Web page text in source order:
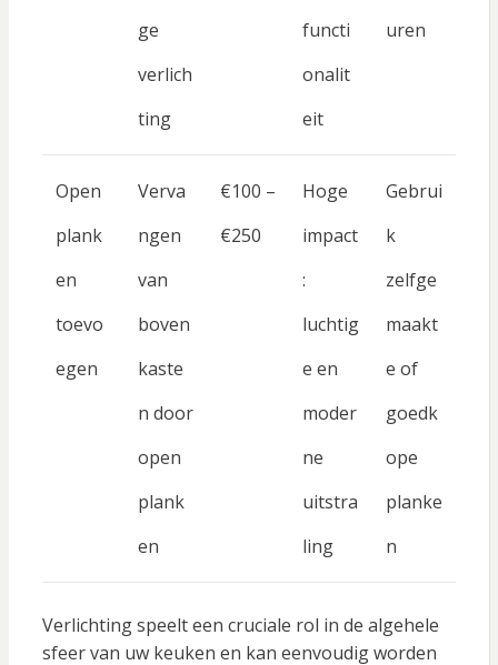
ge
verlich
ting
functi
onalit
eit
uren
Open
plank
en
toevo
egen
Verva
ngen
van
boven
kaste
n door
open
plank
en
€100 –
€250
Hoge
impact
:
luchtig
e en
moder
ne
uitstra
ling
Gebrui
k
zelfge
maakt
e of
goedk
ope
planke
n
Verlichting speelt een cruciale rol in de algehele
sfeer van uw keuken en kan eenvoudig worden